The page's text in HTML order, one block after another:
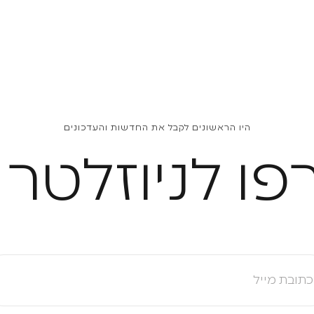
היו הראשונים לקבל את החדשות והעדכונים